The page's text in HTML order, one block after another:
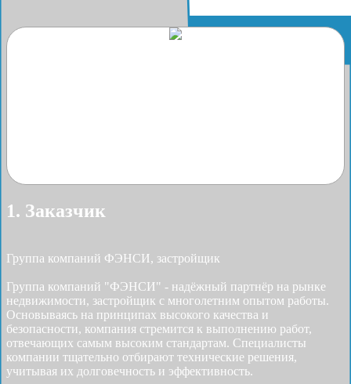
1. Заказчик
Группа компаний ФЭНСИ, застройщик
Группа компаний "ФЭНСИ" - надёжный партнёр на рынке
недвижимости, застройщик с многолетним опытом работы.
Основываясь на принципах высокого качества и
безопасности, компания стремится к выполнению работ,
отвечающих самым высоким стандартам. Специалисты
компании тщательно отбирают технические решения,
учитывая их долговечность и эффективность.